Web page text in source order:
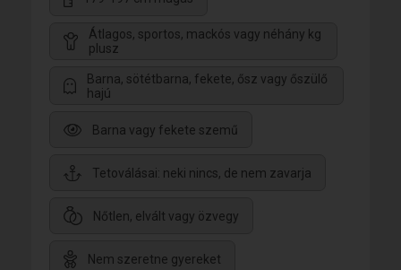
Átlagos, sportos, mackós vagy néhány kg
plusz
Barna, sötétbarna, fekete, ősz vagy őszülő
hajú
Barna vagy fekete szemű
Tetoválásai: neki nincs, de nem zavarja
Nőtlen, elvált vagy özvegy
Nem szeretne gyereket